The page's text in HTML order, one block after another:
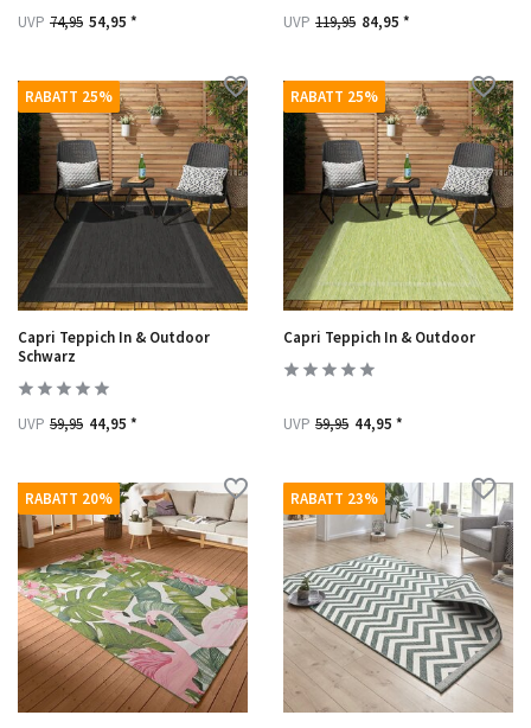
UVP 74,95 54,95 * UVP 119,95 84,95 *
RABATT 25%
Capri Teppich In & Outdoor
Schwarz
UVP 59,95 44,95 *
RABATT 25%
Capri Teppich In & Outdoor
UVP 59,95 44,95 *
RABATT 20% RABATT 23%